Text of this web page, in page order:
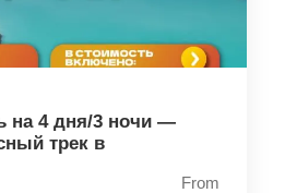
на 4 дня/3 ночи —
трек в
From